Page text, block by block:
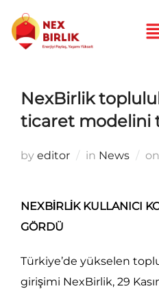
NexBirlik
ticaret modelini
by editor in News on
NEXBİRLİK KULLANICI
GÖRDÜ
Türkiye’de yükselen
girişimi NexBirlik, 29